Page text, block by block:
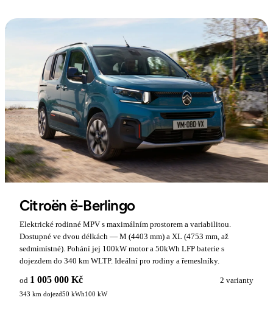
Citroën ë-Berlingo
Elektrické rodinné MPV s maximálním prostorem a variabilitou.
Dostupné ve dvou délkách — M (4403 mm) a XL (4753 mm, až
sedmimístné). Pohání jej 100kW motor a 50kWh LFP baterie s
dojezdem do 340 km WLTP. Ideální pro rodiny a řemeslníky.
od 1 005 000 Kč 2 varianty
343 km dojezd50 kWh100 kW